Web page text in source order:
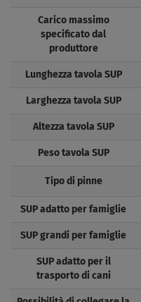
Carico massimo
specificato dal
produttore
Lunghezza tavola SUP
Larghezza tavola SUP
Altezza tavola SUP
Peso tavola SUP
Tipo di pinne
SUP adatto per famiglie
SUP grandi per famiglie
SUP adatto per il
trasporto di cani